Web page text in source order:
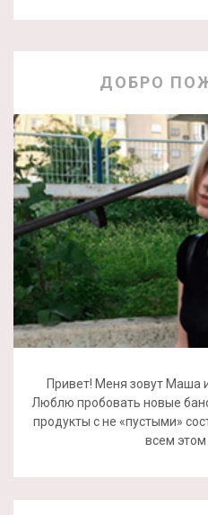
ДОБРО
Привет! Меня зовут Маша
Люблю пробовать новые
продукты с не «пустыми»
всем этом